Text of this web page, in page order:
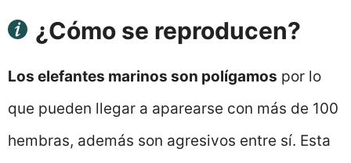
¿Cómo se reproducen?
Los elefantes marinos son polígamos por lo
que pueden llegar a aparearse con más de 100
hembras, además son agresivos entre sí. Esta